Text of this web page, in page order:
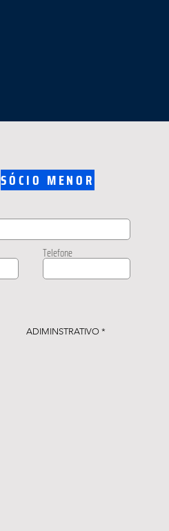
SÓCIO MENOR
Telefone
ADIMINSTRATIVO *